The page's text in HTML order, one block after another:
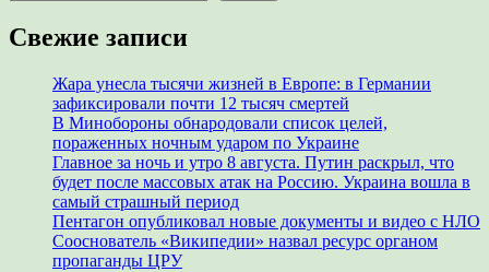
Свежие записи
Жара унесла тысячи жизней в Европе: в Германии
зафиксировали почти 12 тысяч смертей
В Минобороны обнародовали список целей,
пораженных ночным ударом по Украине
Главное за ночь и утро 8 августа. Путин раскрыл, что
будет после массовых атак на Россию. Украина вошла в
самый страшный период
Пентагон опубликовал новые документы и видео с НЛО
Сооснователь «Википедии» назвал ресурс органом
пропаганды ЦРУ